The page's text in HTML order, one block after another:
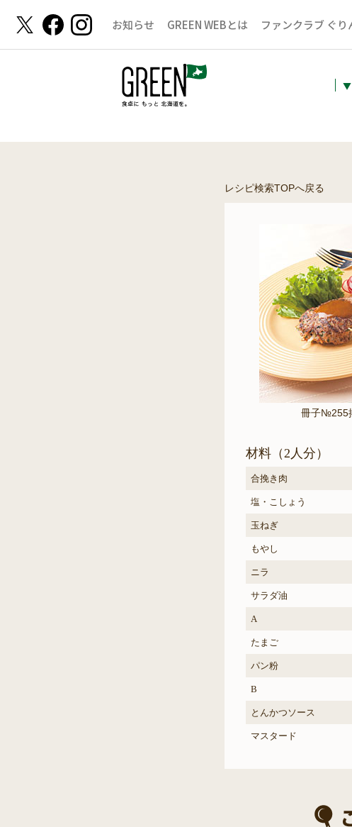
お知らせ GREEN WEBとは ファンクラブ ぐ
▼
レシピ検索TOPへ戻る
冊子№255
材料（2人分）
合挽き肉
塩・こしょう
玉ねぎ
もやし
ニラ
サラダ油
A
たまご
パン粉
B
とんかつソース
マスタード